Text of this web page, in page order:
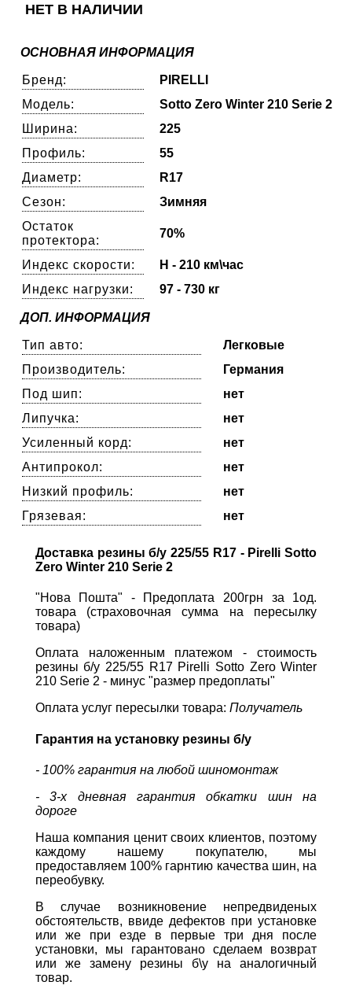
НЕТ В НАЛИЧИИ
ОСНОВНАЯ ИНФОРМАЦИЯ
Бренд:
PIRELLI
Модель:
Sotto Zero Winter 210 Serie 2
Ширина:
225
Профиль:
55
Диаметр:
R17
Сезон:
Зимняя
Остаток
протектора:
70%
Индекс скорости:
H - 210 км\час
Индекс нагрузки:
97 - 730 кг
ДОП. ИНФОРМАЦИЯ
Тип авто:
Легковые
Производитель:
Германия
Под шип:
нет
Липучка:
нет
Усиленный корд:
нет
Антипрокол:
нет
Низкий профиль:
нет
Грязевая:
нет
Доставка резины б/у 225/55 R17 - Pirelli Sotto
Zero Winter 210 Serie 2
"Нова Пошта" - Предоплата 200грн за 1од.
товара (страховочная сумма на пересылку
товара)
Оплата наложенным платежом - стоимость
резины б/у 225/55 R17 Pirelli Sotto Zero Winter
210 Serie 2 - минус "размер предоплаты"
Оплата услуг пересылки товара: Получатель
Гарантия на установку резины б/у
- 100% гарантия на любой шиномонтаж
- 3-х дневная гарантия обкатки шин на
дороге
Наша компания ценит своих клиентов, поэтому
каждому нашему покупателю, мы
предоставляем 100% гарнтию качества шин, на
переобувку.
В случае возникновение непредвиденых
обстоятельств, ввиде дефектов при установке
или же при езде в первые три дня после
установки, мы гарантовано сделаем возврат
или же замену резины б\у на аналогичный
товар.